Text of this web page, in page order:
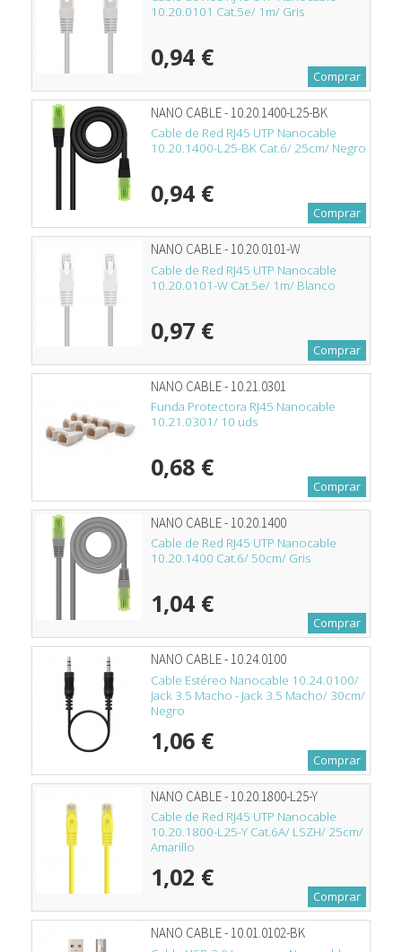
10.20.0101 Cat.5e/ 1m/ Gris
0,94 €
Comprar
NANO CABLE - 10.20.1400-L25-BK
Cable de Red RJ45 UTP Nanocable
10.20.1400-L25-BK Cat.6/ 25cm/ Negro
0,94 €
Comprar
NANO CABLE - 10.20.0101-W
Cable de Red RJ45 UTP Nanocable
10.20.0101-W Cat.5e/ 1m/ Blanco
0,97 €
Comprar
NANO CABLE - 10.21.0301
Funda Protectora RJ45 Nanocable
10.21.0301/ 10 uds
0,68 €
Comprar
NANO CABLE - 10.20.1400
Cable de Red RJ45 UTP Nanocable
10.20.1400 Cat.6/ 50cm/ Gris
1,04 €
Comprar
NANO CABLE - 10.24.0100
Cable Estéreo Nanocable 10.24.0100/
Jack 3.5 Macho - Jack 3.5 Macho/ 30cm/
Negro
1,06 €
Comprar
NANO CABLE - 10.20.1800-L25-Y
Cable de Red RJ45 UTP Nanocable
10.20.1800-L25-Y Cat.6A/ LSZH/ 25cm/
Amarillo
1,02 €
Comprar
NANO CABLE - 10.01.0102-BK